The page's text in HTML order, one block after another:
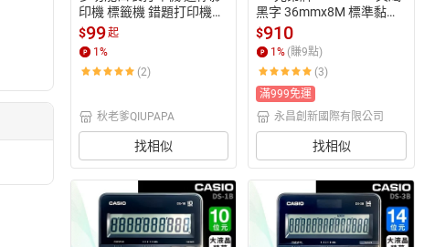
印機 標籤機 錯題打印機無
墨打印機 迷你打印機 打印
喵喵機 列印機錯題打印機
口袋印表機 標籤機
$99起
1 %
(2)
秋老爹QIUPAPA
找相似
黑字 36mmx8M 標準黏性
護貝標籤帶/ 包 TZe-661
【APP滿額下單10%點數
(單一帳號最高1500點)】
8/31止
$910
1% (賺9點)
(3)
滿999免運
永昌創新國際有限公司
找相似